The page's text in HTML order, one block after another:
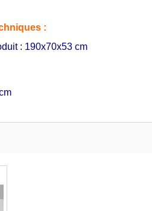
:
: 190x70x53 cm